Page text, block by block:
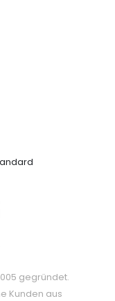
gegründet.
Kunden aus